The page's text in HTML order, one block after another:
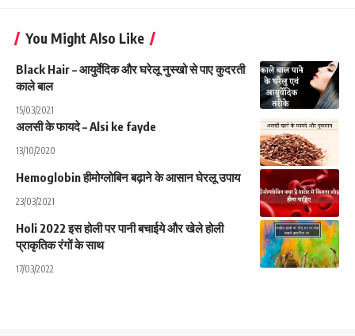
You Might Also Like
Black Hair – आयुर्वेदिक और घरेलू नुस्खो से पाए कुदरती
काले बाल
15/03/2021
अलसी के फायदे – Alsi ke fayde
13/10/2020
Hemoglobin हीमोग्लोबिन बढ़ाने के आसान घेरलू उपाय
23/03/2021
Holi 2022 इस होली पर पानी बचाईये और खेले होली
प्राकृतिक रंगों के साथ
17/03/2022